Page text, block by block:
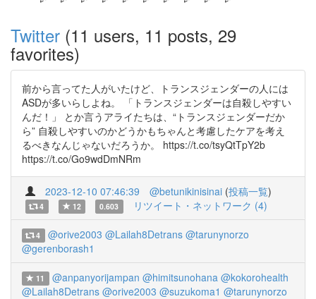
Twitter (11 users, 11 posts, 29
favorites)
前から言ってた人がいたけど、トランスジェンダーの人には
ASDが多いらしよね。 「トランスジェンダーは自殺しやすい
んだ！」 とか言うアライたちは、“トランスジェンダーだか
ら” 自殺しやすいのかどうかもちゃんと考慮したケアを考え
るべきなんじゃないだろうか。 https://t.co/tsyQtTpY2b
https://t.co/Go9wdDmNRm
2023-12-10 07:46:39 @betunikinisinai (投稿一覧)
4 12 0.603 リツイート・ネットワーク (4)
4 @orive2003 @Lailah8Detrans @tarunynorzo
@gerenborash1
11 @anpanyorijampan @himitsunohana @kokorohealth
@Lailah8Detrans @orive2003 @suzukoma1 @tarunynorzo